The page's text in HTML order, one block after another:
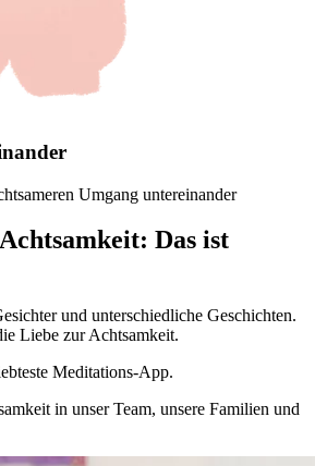
Umgang untereinander
Das ist
und unterschiedliche Geschichten.
Liebe zur Achtsamkeit.
Meditations-App.
in unser Team, unsere Familien und